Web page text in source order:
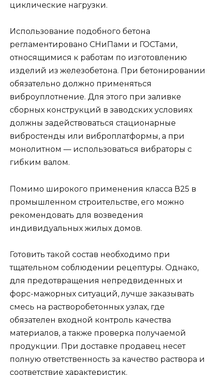
циклические нагрузки.
Использование подобного бетона
регламентировано СНиПами и ГОСТами,
относящимися к работам по изготовлению
изделий из железобетона. При бетонировании
обязательно должно применяться
виброуплотнение. Для этого при заливке
сборных конструкций в заводских условиях
должны задействоваться стационарные
вибростенды или виброплатформы, а при
монолитном — использоваться вибраторы с
гибким валом.
Помимо широкого применения класса В25 в
промышленном строительстве, его можно
рекомендовать для возведения
индивидуальных жилых домов.
Готовить такой состав необходимо при
тщательном соблюдении рецептуры. Однако,
для предотвращения непредвиденных и
форс-мажорных ситуаций, лучше заказывать
смесь на растворобетонных узлах, где
обязателен входной контроль качества
материалов, а также проверка получаемой
продукции. При доставке продавец несет
полную ответственность за качество раствора и
соответствие характеристик.